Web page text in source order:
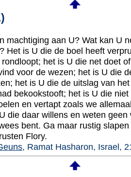
machtiging aan U? Wat kan U
Het is U die de boel heeft
het is U die net doet
voor de wezen; het is U die
het is U die de uitslag van
bekookstooft; het is U die
en vertapt zoals we
die daar willens en weten geen
bent. Ga maar rustig
Flory.
, Ramat Hasharon, Israel,